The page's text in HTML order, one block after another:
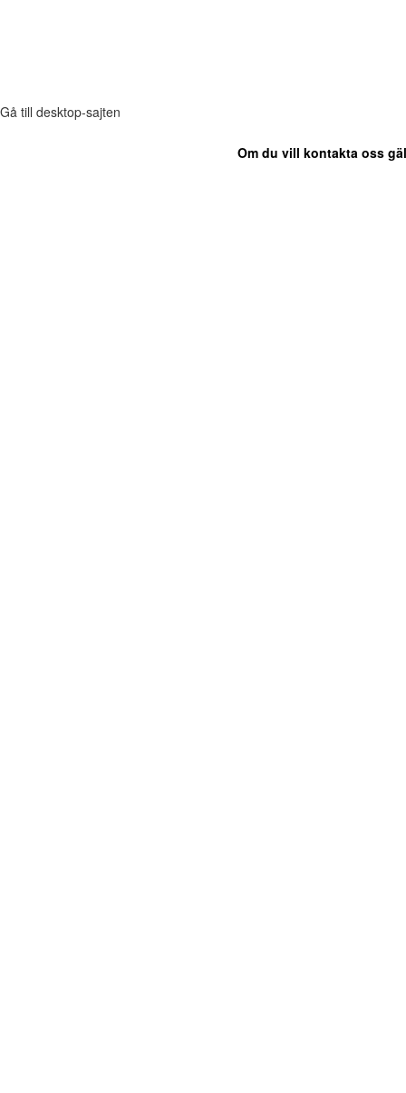
Gå till desktop-sajten
Om du vill kontakta oss